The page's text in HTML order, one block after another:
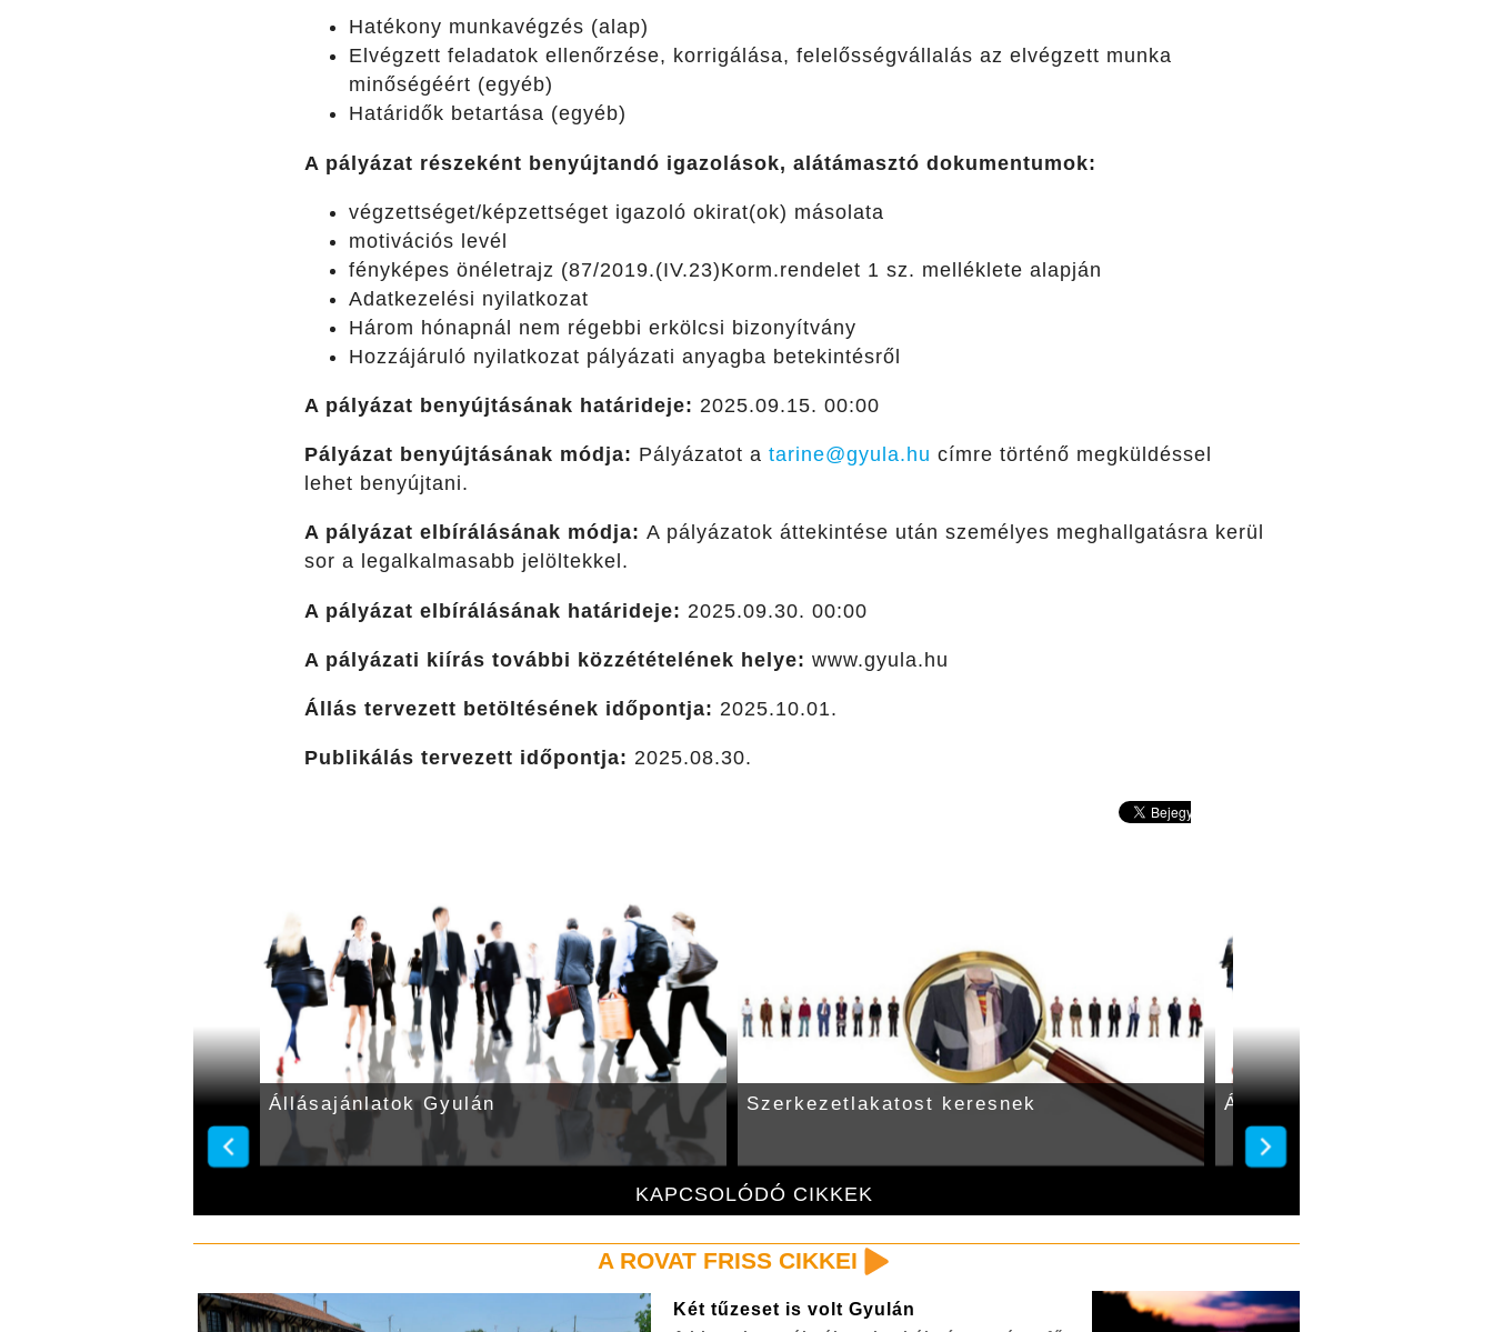
Hatékony munkavégzés (alap)
Elvégzett feladatok ellenőrzése, korrigálása, felelősségvállalás az elvégzett munka
minőségéért (egyéb)
Határidők betartása (egyéb)
A pályázat részeként benyújtandó igazolások, alátámasztó dokumentumok:
végzettséget/képzettséget igazoló okirat(ok) másolata
motivációs levél
fényképes önéletrajz (87/2019.(IV.23)Korm.rendelet 1 sz. melléklete alapján
Adatkezelési nyilatkozat
Három hónapnál nem régebbi erkölcsi bizonyítvány
Hozzájáruló nyilatkozat pályázati anyagba betekintésről
A pályázat benyújtásának határideje: 2025.09.15. 00:00
Pályázat benyújtásának módja: Pályázatot a tarine@gyula.hu címre történő megküldéssel
lehet benyújtani.
A pályázat elbírálásának módja: A pályázatok áttekintése után személyes meghallgatásra kerül
sor a legalkalmasabb jelöltekkel.
A pályázat elbírálásának határideje: 2025.09.30. 00:00
A pályázati kiírás további közzétételének helye: www.gyula.hu
Állás tervezett betöltésének időpontja: 2025.10.01.
Publikálás tervezett időpontja: 2025.08.30.
KAPCSOLÓDÓ CIKKEK
dolgozót keresnek Állásajánlatok Gyulán Szerkezetlakatost keresnek Állásajánlatok Gyulán
A ROVAT FRISS CIKKEI
Két tűzeset is volt Gyulán